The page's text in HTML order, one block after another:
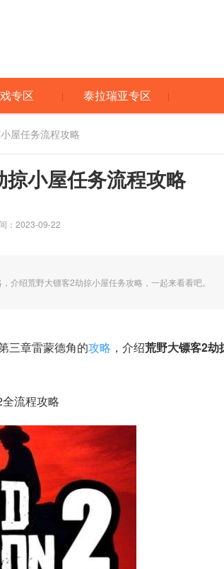
专区 泰拉瑞亚专区
屋任务流程攻略
小屋任务流程攻略
：2023-09-22
介绍荒野大镖客2劫掠小屋任务攻略，一起来看看吧。
三章雷蒙德角的攻略 ，介绍荒野大镖客2劫
流程攻略